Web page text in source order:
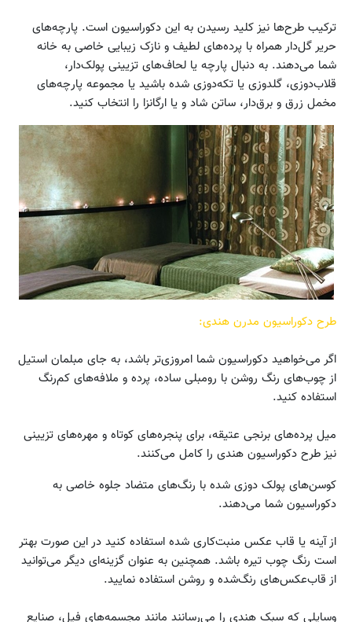
ترکیب طرح‌ها نیز کلید رسیدن به این دکوراسیون است. پارچه‌های
حریر گل‌دار همراه با پرده‌های لطیف و نازک زیبایی خاصی به خانه
شما می‌دهند. به دنبال پارچه‌ یا لحاف‌های تزیینی پولک‌دار،
قلاب‌دوزی، گلدوزی یا تکه‌دوزی شده باشید یا مجموعه پارچه‌های
مخمل زرق و برق‌دار، ساتن شاد و یا ارگانزا را انتخاب کنید.
طرح دکوراسیون مدرن هندی:
اگر می‌خواهید دکوراسیون شما امروزی‌تر باشد، به جای مبلمان استیل
از چوب‌های رنگ روشن با رومبلی‌ ساده، پرده و ملافه‌های کم‌رنگ
استفاده کنید.
میل پرده‌های برنجی عتیقه، برای پنجره‌های کوتاه و مهره‌های تزیینی
نیز طرح دکوراسیون هندی را کامل می‌کنند.
کوسن‌های پولک دوزی شده با رنگ‌های متضاد جلوه خاصی به
دکوراسیون شما می‌دهند.
از آینه یا قاب عکس منبت‌کاری شده استفاده کنید در این صورت بهتر
است رنگ چوب تیره باشد. همچنین به عنوان گزینه‌ای دیگر می‌توانید
از قاب‌عکس‌های رنگ‌شده و روشن استفاده نمایید.
وسایلی که سبک هندی را می‌رسانند مانند مجسمه‌های فیل، صنایع